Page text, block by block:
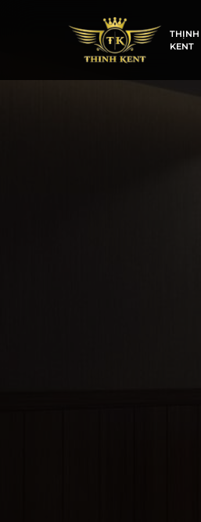
THỊNH
KENT